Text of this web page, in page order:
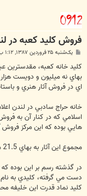
فروش كليد كعبه در
ت
یک‌شنبه ۲۵ فروردین ۱۳۸۷, ۱:۱۲ ب.ظ
كليد خانه كعبه، مقدسترين
بهاي نه ميليون و دويست
اي در فروش آثار هنري و
خانه حراج سادبي در لندن
اسلامي كه در كنار آن به
هايي بوده كه اين مركز
مجموع اين آثار به بهاي 21.5 ميليون پوند فروخته شده است.
در گذشته رسم بر اين بوده
دست مي گرفته، كليدي به
كليد نماد قدرت اين